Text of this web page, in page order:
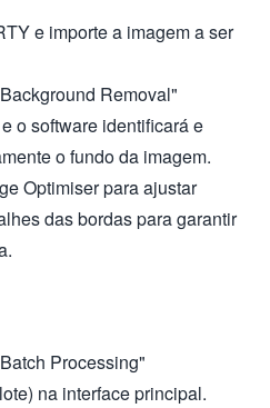
e importe a imagem a ser
Removal"
o software identificará e
o fundo da imagem.
Optimiser para ajustar
das bordas para garantir
Processing"
na interface principal.